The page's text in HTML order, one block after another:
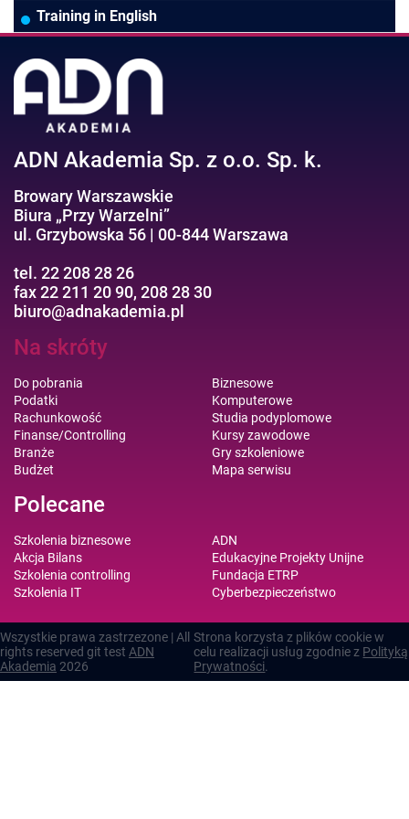
Pozostałe branże
Asystentka/Sekretarka
Efektywność osobista//Wellbeing
MS Project/Word/PowerPoint
Training in English
ADN Akademia Sp. z o.o. Sp. k.
Browary Warszawskie
Biura „Przy Warzelni”
ul. Grzybowska 56 | 00-844 Warszawa
tel. 22 208 28 26
fax 22 211 20 90, 208 28 30
biuro@adnakademia.pl
Na skróty
Do pobrania
Podatki
Rachunkowość
Finanse/Controlling
Branże
Budżet
Biznesowe
Komputerowe
Studia podyplomowe
Kursy zawodowe
Gry szkoleniowe
Mapa serwisu
Polecane
Szkolenia biznesowe
Akcja Bilans
Szkolenia controlling
Szkolenia IT
ADN
Edukacyjne Projekty Unijne
Fundacja ETRP
Cyberbezpieczeństwo
Wszystkie prawa zastrzezone | All
rights reserved git test ADN
Akademia 2026
Strona korzysta z plików cookie w
celu realizacji usług zgodnie z Polityką
Prywatności.